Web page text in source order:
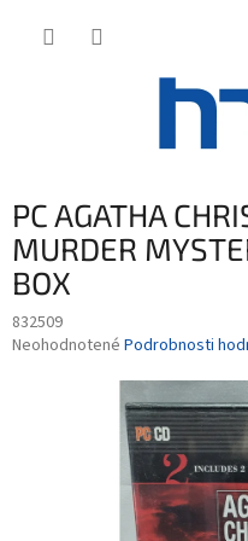
PC AGATHA
MURDER
BOX
832509
Priemerné
Neohodnotené Podrobnosti